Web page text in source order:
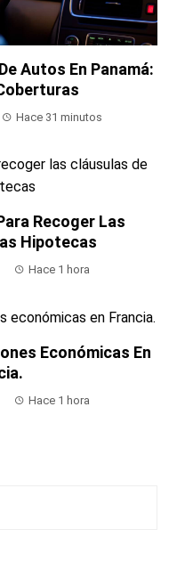
Autos En Panamá:
Hace 31 minutos
Recoger Las
Hipotecas
Hace 1 hora
Económicas En
Hace 1 hora